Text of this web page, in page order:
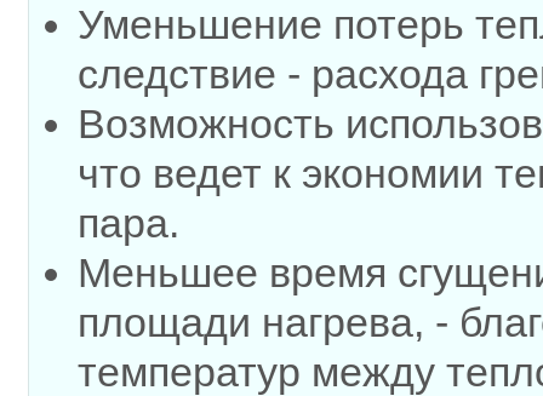
Уменьшение потерь
следствие - расхода
Возможность
что ведет к экономии
пара.
Меньшее время
площади нагрева, -
температур между